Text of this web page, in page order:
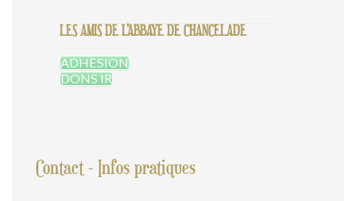
LES AMIS DE L'ABBAYE DE CHANCELADE
ADHESION
DONS IR
Contact - Infos pratiques